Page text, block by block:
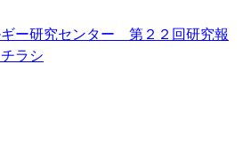
ギー研究センター 第２２回研究報
ラシ